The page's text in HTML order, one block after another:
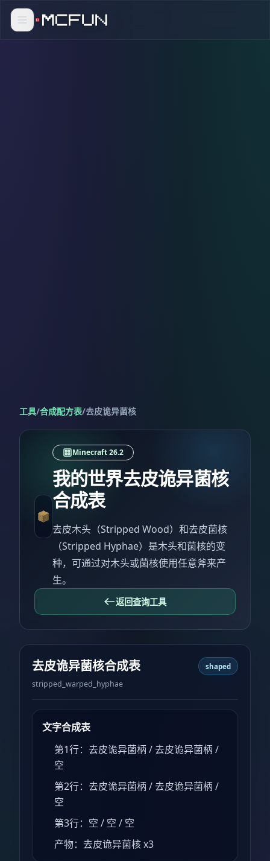
工具/合成配方表/去皮诡异菌核
Minecraft 26.2
我的世界去皮诡异菌核
合成表
去皮木头（Stripped Wood）和去皮菌核
（Stripped Hyphae）是木头和菌核的变
种，可通过对木头或菌核使用任意斧来产
生。
返回查询工具
去皮诡异菌核合成表
stripped_warped_hyphae
shaped
文字合成表
第1行：去皮诡异菌柄 / 去皮诡异菌柄 /
空
第2行：去皮诡异菌柄 / 去皮诡异菌柄 /
空
第3行：空 / 空 / 空
产物：去皮诡异菌核 x3